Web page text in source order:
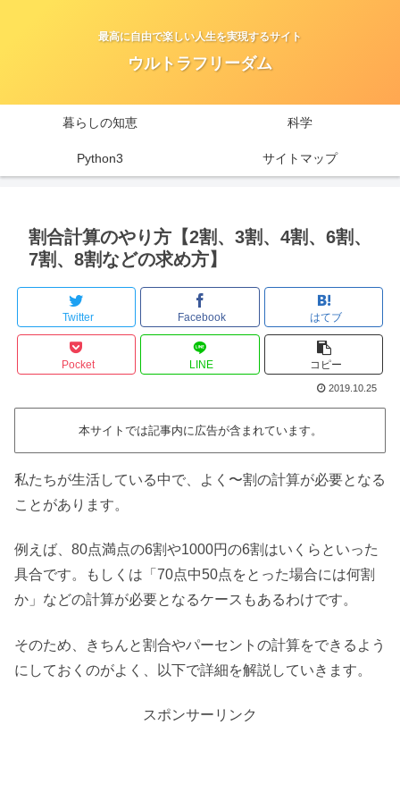
最高に自由で楽しい人生を実現するサイト
ウルトラフリーダム
暮らしの知恵 科学
Python3 サイトマップ
割合計算のやり方【2割、3割、4割、6割、
7割、8割などの求め方】
Twitter Facebook はてブ
Pocket LINE コピー
2019.10.25
本サイトでは記事内に広告が含まれています。
私たちが生活している中で、よく〜割の計算が必要となる
ことがあります。
例えば、80点満点の6割や1000円の6割はいくらといった
具合です。もしくは「70点中50点をとった場合には何割
か」などの計算が必要となるケースもあるわけです。
そのため、きちんと割合やパーセントの計算をできるよう
にしておくのがよく、以下で詳細を解説していきます。
スポンサーリンク